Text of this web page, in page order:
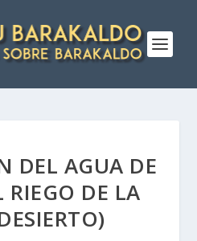
DEL AGUA DE
RIEGO DE LA